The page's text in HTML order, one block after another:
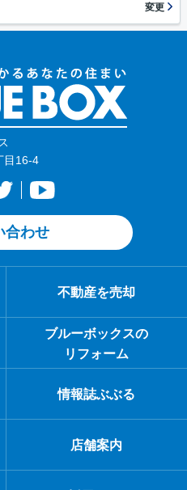
変更
目16-4
合わせ
不動産を売却
ブルーボックスの
リフォーム
情報誌ぶぶる
店舗案内